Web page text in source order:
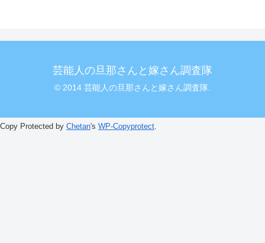
芸能人の旦那さんと嫁さん調査隊
© 2014 芸能人の旦那さんと嫁さん調査隊.
Copy Protected by Chetan's WP-Copyprotect.